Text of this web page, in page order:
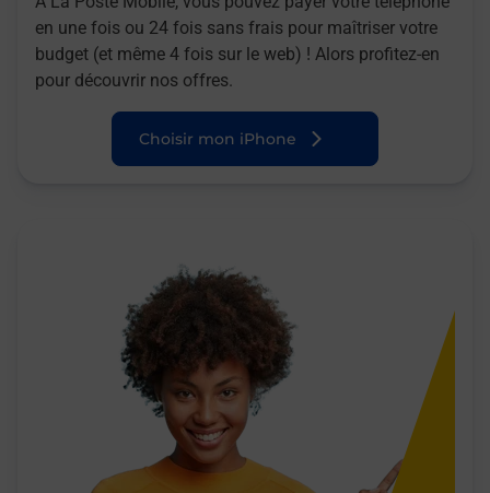
en une fois ou 24 fois sans frais pour maîtriser votre
budget (et même 4 fois sur le web) ! Alors profitez-en
pour découvrir nos offres.
Choisir mon iPhone